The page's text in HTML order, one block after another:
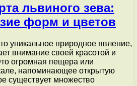
львиного зева:
форм и цветов
уникальное природное явление,
внимание своей красотой и
огромная пещера или
напоминающее открытую
существует множество